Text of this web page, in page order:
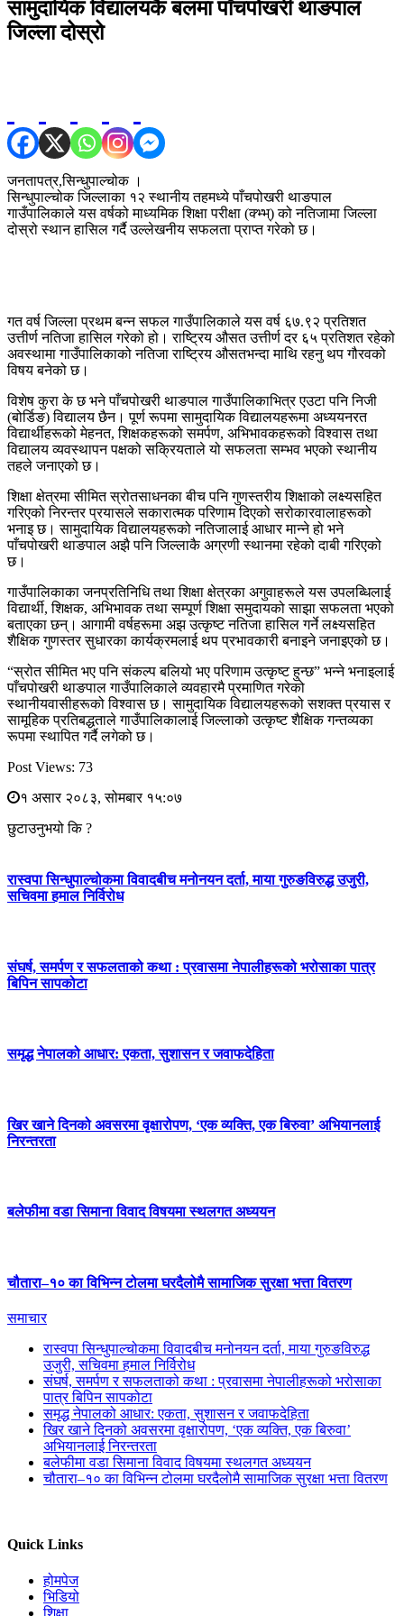
सामुदायिक विद्यालयकै बलमा पाँचपोखरी थाङपाल
जिल्ला दोस्रो
जनतापत्र,सिन्धुपाल्चोक ।
सिन्धुपाल्चोक जिल्लाका १२ स्थानीय तहमध्ये पाँचपोखरी थाङपाल
गाउँपालिकाले यस वर्षको माध्यमिक शिक्षा परीक्षा (क्भ्भ्) को नतिजामा जिल्ला
दोस्रो स्थान हासिल गर्दै उल्लेखनीय सफलता प्राप्त गरेको छ।
गत वर्ष जिल्ला प्रथम बन्न सफल गाउँपालिकाले यस वर्ष ६७.९२ प्रतिशत
उत्तीर्ण नतिजा हासिल गरेको हो। राष्ट्रिय औसत उत्तीर्ण दर ६५ प्रतिशत रहेको
अवस्थामा गाउँपालिकाको नतिजा राष्ट्रिय औसतभन्दा माथि रहनु थप गौरवको
विषय बनेको छ।
विशेष कुरा के छ भने पाँचपोखरी थाङपाल गाउँपालिकाभित्र एउटा पनि निजी
(बोर्डिङ) विद्यालय छैन। पूर्ण रूपमा सामुदायिक विद्यालयहरूमा अध्ययनरत
विद्यार्थीहरूको मेहनत, शिक्षकहरूको समर्पण, अभिभावकहरूको विश्वास तथा
विद्यालय व्यवस्थापन पक्षको सक्रियताले यो सफलता सम्भव भएको स्थानीय
तहले जनाएको छ।
शिक्षा क्षेत्रमा सीमित स्रोतसाधनका बीच पनि गुणस्तरीय शिक्षाको लक्ष्यसहित
गरिएको निरन्तर प्रयासले सकारात्मक परिणाम दिएको सरोकारवालाहरूको
भनाइ छ। सामुदायिक विद्यालयहरूको नतिजालाई आधार मान्ने हो भने
पाँचपोखरी थाङपाल अझै पनि जिल्लाकै अग्रणी स्थानमा रहेको दाबी गरिएको
छ।
गाउँपालिकाका जनप्रतिनिधि तथा शिक्षा क्षेत्रका अगुवाहरूले यस उपलब्धिलाई
विद्यार्थी, शिक्षक, अभिभावक तथा सम्पूर्ण शिक्षा समुदायको साझा सफलता भएको
बताएका छन्। आगामी वर्षहरूमा अझ उत्कृष्ट नतिजा हासिल गर्ने लक्ष्यसहित
शैक्षिक गुणस्तर सुधारका कार्यक्रमलाई थप प्रभावकारी बनाइने जनाइएको छ।
“स्रोत सीमित भए पनि संकल्प बलियो भए परिणाम उत्कृष्ट हुन्छ” भन्ने भनाइलाई
पाँचपोखरी थाङपाल गाउँपालिकाले व्यवहारमै प्रमाणित गरेको
स्थानीयवासीहरूको विश्वास छ। सामुदायिक विद्यालयहरूको सशक्त प्रयास र
सामूहिक प्रतिबद्धताले गाउँपालिकालाई जिल्लाको उत्कृष्ट शैक्षिक गन्तव्यका
रूपमा स्थापित गर्दै लगेको छ।
Post Views: 73
१ असार २०८३, सोमबार १५:०७
छुटाउनुभयो कि ?
रास्वपा सिन्धुपाल्चोकमा विवादबीच मनोनयन दर्ता, माया गुरुङविरुद्ध उजुरी,
सचिवमा हमाल निर्विरोध
संघर्ष, समर्पण र सफलताको कथा : प्रवासमा नेपालीहरूको भरोसाका पात्र
बिपिन सापकोटा
समृद्ध नेपालको आधार: एकता, सुशासन र जवाफदेहिता
खिर खाने दिनको अवसरमा वृक्षारोपण, ‘एक व्यक्ति, एक बिरुवा’ अभियानलाई
निरन्तरता
बलेफीमा वडा सिमाना विवाद विषयमा स्थलगत अध्ययन
चौतारा–१० का विभिन्न टोलमा घरदैलोमै सामाजिक सुरक्षा भत्ता वितरण
समाचार
रास्वपा सिन्धुपाल्चोकमा विवादबीच मनोनयन दर्ता, माया गुरुङविरुद्ध
उजुरी, सचिवमा हमाल निर्विरोध
संघर्ष, समर्पण र सफलताको कथा : प्रवासमा नेपालीहरूको भरोसाका
पात्र बिपिन सापकोटा
समृद्ध नेपालको आधार: एकता, सुशासन र जवाफदेहिता
खिर खाने दिनको अवसरमा वृक्षारोपण, ‘एक व्यक्ति, एक बिरुवा’
अभियानलाई निरन्तरता
बलेफीमा वडा सिमाना विवाद विषयमा स्थलगत अध्ययन
चौतारा–१० का विभिन्न टोलमा घरदैलोमै सामाजिक सुरक्षा भत्ता वितरण
Quick Links
होमपेज
भिडियो
शिक्षा